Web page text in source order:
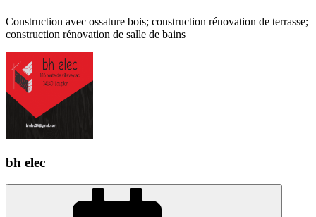
Construction avec ossature bois; construction rénovation de terrasse;
construction rénovation de salle de bains
bh elec